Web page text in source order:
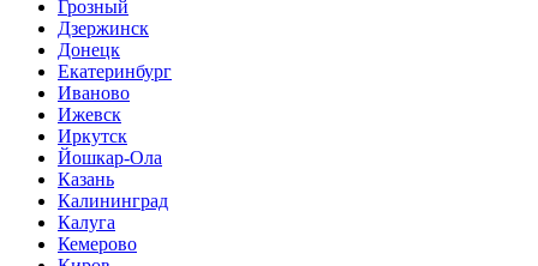
Грозный
Дзержинск
Донецк
Екатеринбург
Иваново
Ижевск
Иркутск
Йошкар-Ола
Казань
Калининград
Калуга
Кемерово